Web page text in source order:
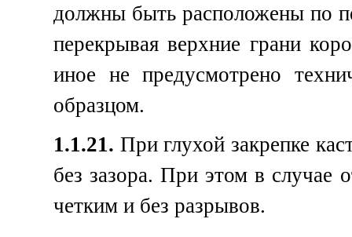
должны быть расположены по
перекрывая верхние грани
иное не предусмотрено
образцом.
1.1.21. При глухой закрепке
без зазора. При этом в случае
четким и без разрывов.